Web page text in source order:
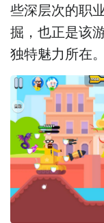
些深层次的职
掘，也正是该
独特魅力所在。